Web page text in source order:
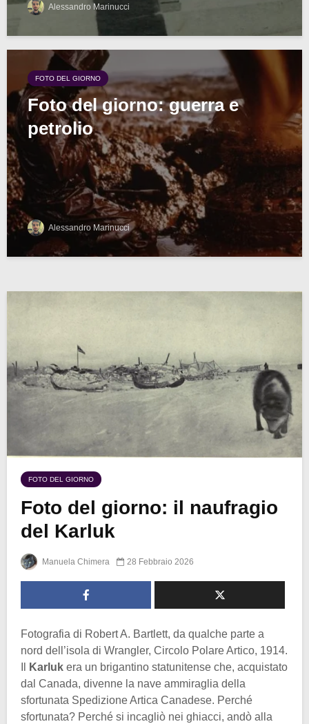
Alessandro Marinucci
FOTO DEL GIORNO
Foto del giorno: guerra e
petrolio
Alessandro Marinucci
FOTO DEL GIORNO
Foto del giorno: il naufragio
del Karluk
Manuela Chimera 28 Febbraio 2026
Fotografia di Robert A. Bartlett, da qualche parte a
nord dell’isola di Wrangler, Circolo Polare Artico, 1914.
Karluk era un brigantino statunitense che, acquistato
dal Canada, divenne la nave ammiraglia della
sfortunata Spedizione Artica Canadese. Perché
sfortunata? Perché si incagliò nei ghiacci, andò alla